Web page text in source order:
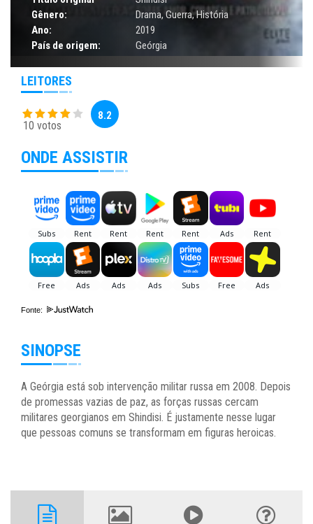
Gênero:
Drama, Guerra,História
Ano:
2019
País de origem:
Geórgia
LEITORES
10 votos
8.2
ONDE ASSISTIR
Fonte:
SINOPSE
A Geórgia está sob intervenção militar russa em 2008. Depois
de promessas vazias de paz, as forças russas cercam
militares georgianos em Shindisi. É justamente nesse lugar
que pessoas comuns se transformam em figuras heroicas.